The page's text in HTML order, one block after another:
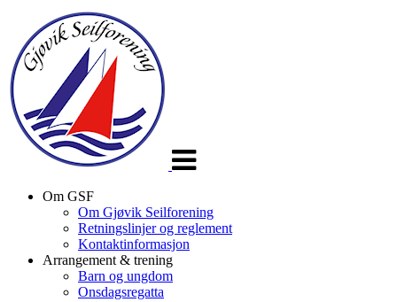
Om GSF
Om Gjøvik Seilforening
Retningslinjer og reglement
Kontaktinformasjon
Arrangement & trening
Barn og ungdom
Onsdagsregatta